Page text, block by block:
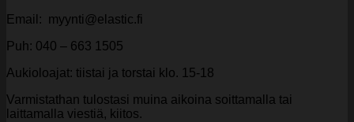
Email: myynti@elastic.fi
Puh: 040 – 663 1505
Aukioloajat: tiistai ja torstai klo. 15-18
Varmistathan tulostasi muina aikoina soittamalla tai
laittamalla viestiä, kiitos.